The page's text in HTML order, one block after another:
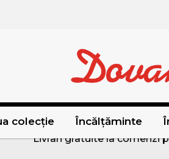
colecție Încălțăminte
Livrari gratuite la comenzi